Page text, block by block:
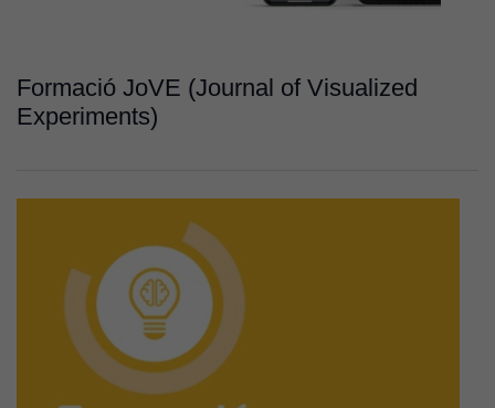
Formació JoVE (Journal of Visualized
Experiments)